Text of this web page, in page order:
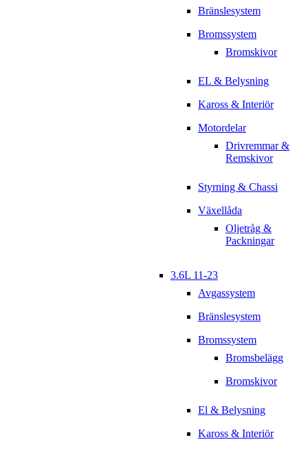
Bränslesystem
Bromssystem
Bromskivor
EL & Belysning
Kaross & Interiör
Motordelar
Drivremmar &
Remskivor
Styrning & Chassi
Växellåda
Oljetråg &
Packningar
3.6L 11-23
Avgassystem
Bränslesystem
Bromssystem
Bromsbelägg
Bromskivor
El & Belysning
Kaross & Interiör